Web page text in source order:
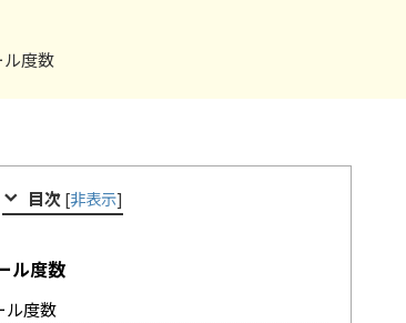
ル度数
目次 [非表示]
ル度数
ル度数